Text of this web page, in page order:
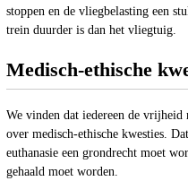
stoppen en de vliegbelasting een
trein duurder is dan het vliegtuig.
Medisch-ethische
We vinden dat iedereen de vrijheid
over medisch-ethische kwesties.
euthanasie een grondrecht moet
gehaald moet worden.